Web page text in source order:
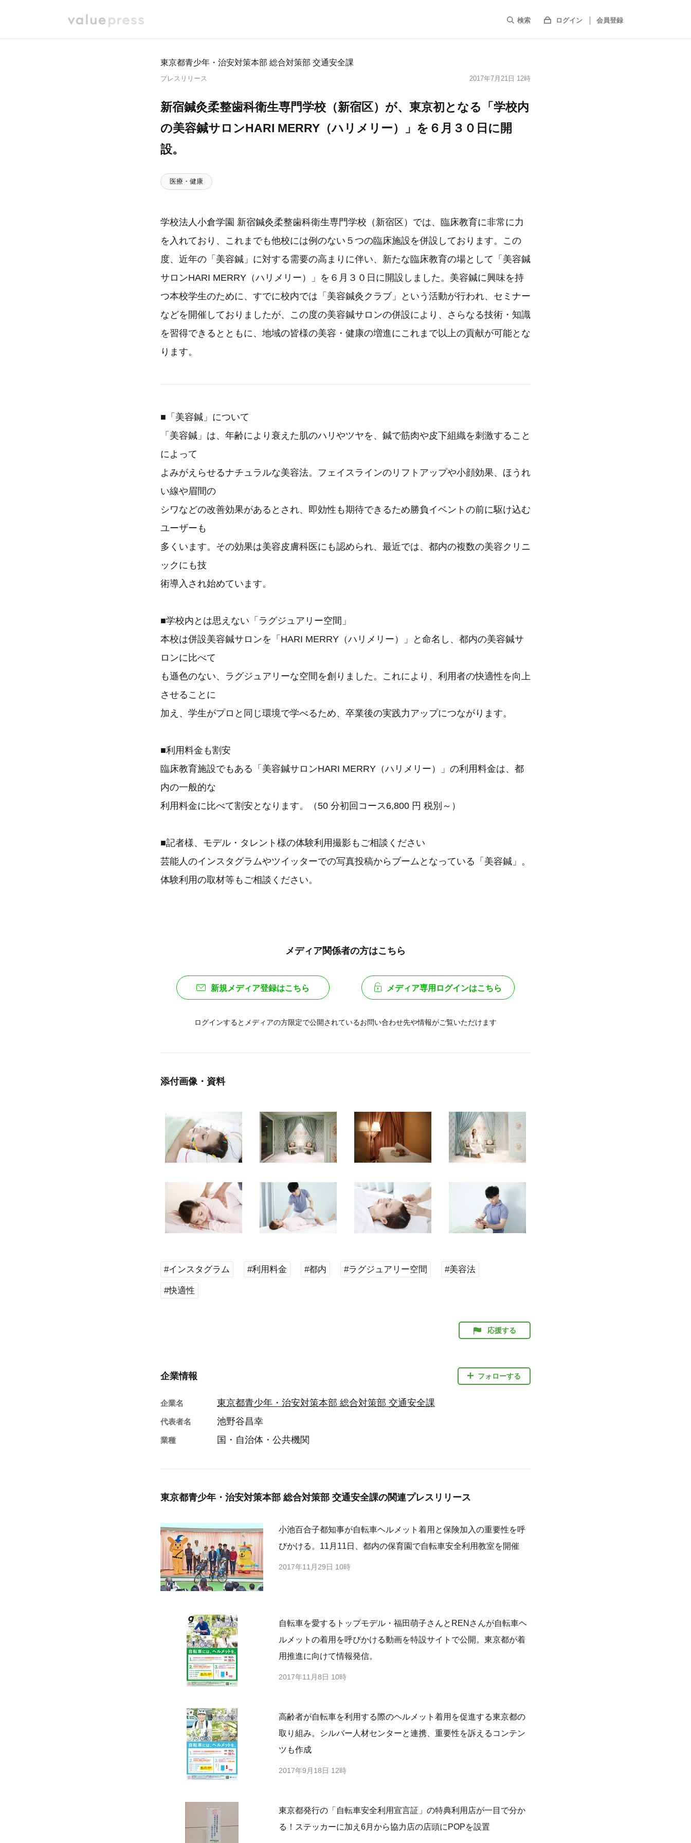
検索 ログイン 会員登録
東京都青少年・治安対策本部 総合対策部 交通安全課
プレスリリース 2017年7月21日 12時
新宿鍼灸柔整歯科衛生専門学校（新宿区）が、東京初となる「学校内
の美容鍼サロンHARI MERRY（ハリメリー）」を６月３０日に開
設。
医療・健康
学校法人小倉学園 新宿鍼灸柔整歯科衛生専門学校（新宿区）では、臨床教育に非常に力
を入れており、これまでも他校には例のない５つの臨床施設を併設しております。この
度、近年の「美容鍼」に対する需要の高まりに伴い、新たな臨床教育の場として「美容鍼
サロンHARI MERRY（ハリメリー）」を６月３０日に開設しました。美容鍼に興味を持
つ本校学生のために、すでに校内では「美容鍼灸クラブ」という活動が行われ、セミナー
などを開催しておりましたが、この度の美容鍼サロンの併設により、さらなる技術・知識
を習得できるとともに、地域の皆様の美容・健康の増進にこれまで以上の貢献が可能とな
ります。
■「美容鍼」について
「美容鍼」は、年齢により衰えた肌のハリやツヤを、鍼で筋肉や皮下組織を刺激すること
によって
よみがえらせるナチュラルな美容法。フェイスラインのリフトアップや小顔効果、ほうれ
い線や眉間の
シワなどの改善効果があるとされ、即効性も期待できるため勝負イベントの前に駆け込む
ユーザーも
多くいます。その効果は美容皮膚科医にも認められ、最近では、都内の複数の美容クリニ
ックにも技
術導入され始めています。
■学校内とは思えない「ラグジュアリー空間」
本校は併設美容鍼サロンを「HARI MERRY（ハリメリー）」と命名し、都内の美容鍼サ
ロンに比べて
も遜色のない、ラグジュアリーな空間を創りました。これにより、利用者の快適性を向上
させることに
加え、学生がプロと同じ環境で学べるため、卒業後の実践力アップにつながります。
■利用料金も割安
臨床教育施設でもある「美容鍼サロンHARI MERRY（ハリメリー）」の利用料金は、都
内の一般的な
利用料金に比べて割安となります。（50 分初回コース6,800 円 税別～）
■記者様、モデル・タレント様の体験利用撮影もご相談ください
芸能人のインスタグラムやツイッターでの写真投稿からブームとなっている「美容鍼」。
体験利用の取材等もご相談ください。
メディア関係者の方はこちら
新規メディア登録はこちら メディア専用ログインはこちら
ログインするとメディアの方限定で公開されているお問い合わせ先や情報がご覧いただけます
添付画像・資料
#インスタグラム #利用料金 #都内 #ラグジュアリー空間 #美容法
#快適性
応援する
企業情報 フォローする
企業名 東京都青少年・治安対策本部 総合対策部 交通安全課
代表者名 池野谷昌幸
業種 国・自治体・公共機関
東京都青少年・治安対策本部 総合対策部 交通安全課の関連プレスリリース
小池百合子都知事が自転車ヘルメット着用と保険加入の重要性を呼
びかける。11月11日、都内の保育園で自転車安全利用教室を開催
2017年11月29日 10時
自転車を愛するトップモデル・福田萌子さんとRENさんが自転車ヘ
ルメットの着用を呼びかける動画を特設サイトで公開。東京都が着
用推進に向けて情報発信。
2017年11月8日 10時
高齢者が自転車を利用する際のヘルメット着用を促進する東京都の
取り組み。シルバー人材センターと連携、重要性を訴えるコンテン
ツも作成
2017年9月18日 12時
東京都発行の「自転車安全利用宣言証」の特典利用店が一目で分か
る！ステッカーに加え6月から協力店の店頭にPOPを設置